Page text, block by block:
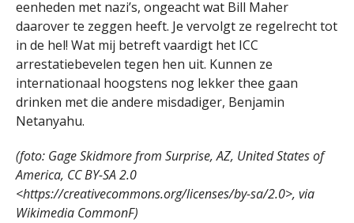
eenheden met nazi’s, ongeacht wat Bill Maher
daarover te zeggen heeft. Je vervolgt ze regelrecht tot
in de hel! Wat mij betreft vaardigt het ICC
arrestatiebevelen tegen hen uit. Kunnen ze
internationaal hoogstens nog lekker thee gaan
drinken met die andere misdadiger, Benjamin
Netanyahu.
(foto: Gage Skidmore from Surprise, AZ, United States of
America, CC BY-SA 2.0
<https://creativecommons.org/licenses/by-sa/2.0>, via
Wikimedia CommonF)